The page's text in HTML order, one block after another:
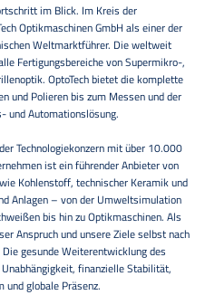
im Blick. Im Kreis der
Optikmaschinen GmbH als einer der
Weltmarktführer. Die weltweit
Fertigungsbereiche von Supermikro-,
OptoTech bietet die komplette
und Polieren bis zum Messen und der
und Automationslösung.
Technologiekonzern mit über 10.000
ist ein führender Anbieter von
Kohlenstoff, technischer Keramik und
Anlagen – von der Umweltsimulation
bis hin zu Optikmaschinen. Als
Anspruch und unsere Ziele selbst nach
gesunde Weiterentwicklung des
finanzielle Stabilität,
globale Präsenz.